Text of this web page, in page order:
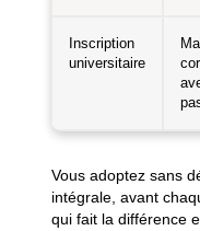
Inscription
universitaire
Vous adoptez sans
intégrale, avant
qui fait la différence